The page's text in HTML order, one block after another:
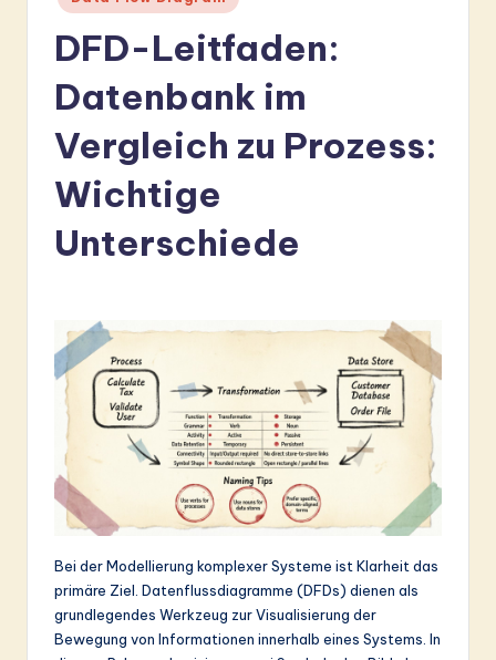
A
G
m
L
in
A
in
DFD-Leitfaden:
Datenbank im
Vergleich zu Prozess:
Wichtige
Unterschiede
Bei der Modellierung komplexer Systeme ist Klarheit das
primäre Ziel. Datenflussdiagramme (DFDs) dienen als
grundlegendes Werkzeug zur Visualisierung der
Bewegung von Informationen innerhalb eines Systems. In